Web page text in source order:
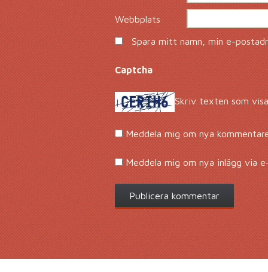
Webbplats
Spara mitt namn, min e-
Captcha*
Skriv texten som
Meddela mig om nya
Meddela mig om nya inlägg via